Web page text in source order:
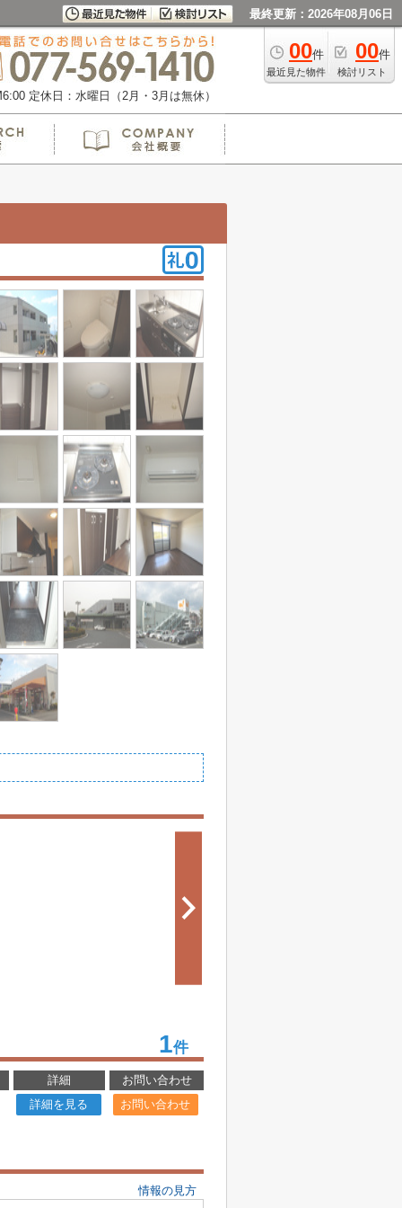
最終更新：2026年08月06日
00件
最近見た物件
00件
検討リスト
定休日：水曜日（2月・3月は無休）
1件
詳細
お問い合わせ
詳細を見る お問い合わせ
情報の見方